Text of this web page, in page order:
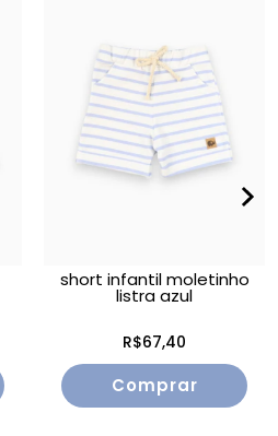
short infantil moletinho
listra azul
R$67,40
Comprar